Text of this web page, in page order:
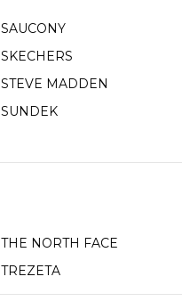
SAUCONY
SKECHERS
STEVE MADDEN
SUNDEK
THE NORTH FACE
TREZETA